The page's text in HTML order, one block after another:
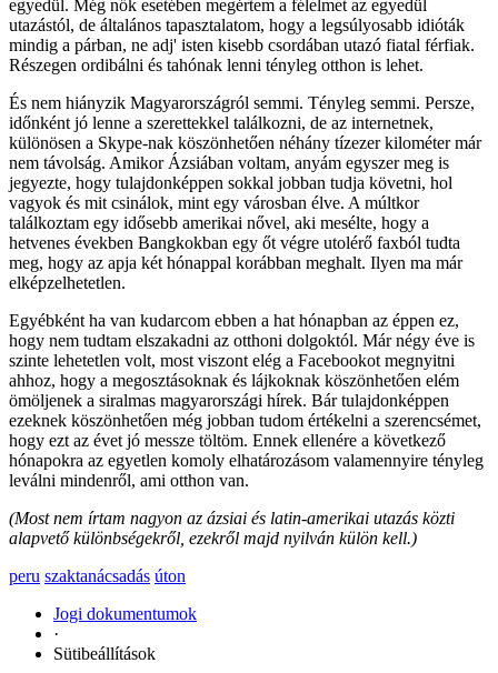
egyedül. Még nők esetében megértem a félelmet az egyedül
utazástól, de általános tapasztalatom, hogy a legsúlyosabb idióták
mindig a párban, ne adj' isten kisebb csordában utazó fiatal férfiak.
Részegen ordibálni és tahónak lenni tényleg otthon is lehet.
És nem hiányzik Magyarországról semmi. Tényleg semmi. Persze,
időnként jó lenne a szerettekkel találkozni, de az internetnek,
különösen a Skype-nak köszönhetően néhány tízezer kilométer már
nem távolság. Amikor Ázsiában voltam, anyám egyszer meg is
jegyezte, hogy tulajdonképpen sokkal jobban tudja követni, hol
vagyok és mit csinálok, mint egy városban élve. A múltkor
találkoztam egy idősebb amerikai nővel, aki mesélte, hogy a
hetvenes években Bangkokban egy őt végre utolérő faxból tudta
meg, hogy az apja két hónappal korábban meghalt. Ilyen ma már
elképzelhetetlen.
Egyébként ha van kudarcom ebben a hat hónapban az éppen ez,
hogy nem tudtam elszakadni az otthoni dolgoktól. Már négy éve is
szinte lehetetlen volt, most viszont elég a Facebookot megnyitni
ahhoz, hogy a megosztásoknak és lájkoknak köszönhetően elém
ömöljenek a siralmas magyarországi hírek. Bár tulajdonképpen
ezeknek köszönhetően még jobban tudom értékelni a szerencsémet,
hogy ezt az évet jó messze töltöm. Ennek ellenére a következő
hónapokra az egyetlen komoly elhatározásom valamennyire tényleg
leválni mindenről, ami otthon van.
(Most nem írtam nagyon az ázsiai és latin-amerikai utazás közti
alapvető különbségekről, ezekről majd nyilván külön kell.)
peru szaktanácsadás úton
Jogi dokumentumok
·
Sütibeállítások